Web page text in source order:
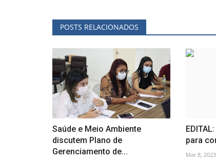
POSTS RELACIONADOS
Saúde e Meio Ambiente
discutem Plano de
Gerenciamento de...
para
Mar 8, 2023